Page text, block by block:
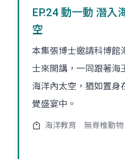
EP.24 動一動 潛入
空
本集張博士邀請科博館
士來開講，一同跟著海
海洋內太空，猶如置身
覺盛宴中。
海洋教育 無脊椎動物